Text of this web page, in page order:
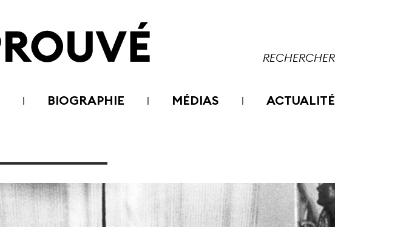
BIOGRAPHIE MÉDIAS ACTUALITÉ